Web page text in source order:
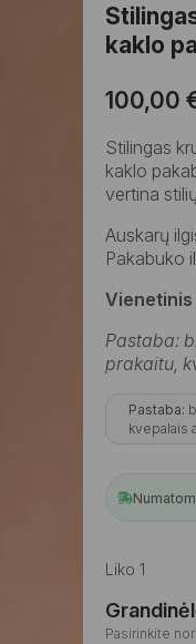
kaklo
100,00
Stilingas
kaklo
vertina
Auskarų
Pakabuko
Vienetinis
Pastaba:
prakaitu,
Pastaba:
kvepalais
Liko 1
Pasirinkite